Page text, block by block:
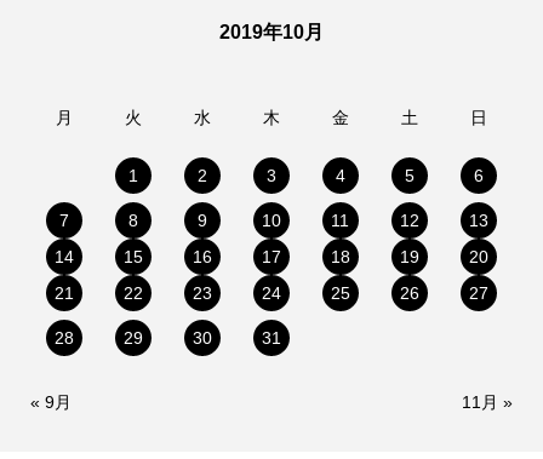
2019年10月
月 火 水 木 金 土 日
1 2 3 4 5 6
7 8 9 10 11 12
13
14
15 16 17 18 19
20
21
22 23 24 25 26 27
28 29 30 31
« 9月 11月 »